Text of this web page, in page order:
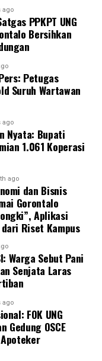
tidak bisa
formal.
masyarakat
memperjelas
lapangan,” ujar
simulasi
penyamaan
masa
nyata
2026 dalam
risiko tinggi.
pemerintah desa,
kebencanan
dan berkelanjutan.
ago
PPKPT UNG
Bersihkan
Petugas
Suruh Wartawan
ago
Nyata: Bupati
1.061 Koperasi
ago
dan Bisnis
Gorontalo
Aplikasi
Riset Kampus
Warga Sebut Pani
Senjata Laras
ago
FOK UNG
Gedung OSCE